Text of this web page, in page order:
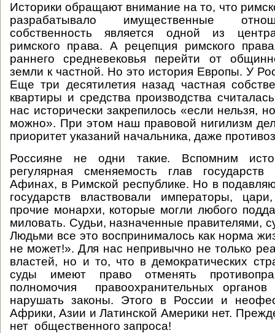
Историки обращают внимание на то, что
разрабатывало имущественные
собственность является одной из
римского права. А рецепция римского
раннего средневековья перейти от
земли к частной. Но это история Европы. У
Еще три десятилетия назад частная
квартиры и средства производства
нас исторически закрепилось «если нельзя,
можно». При этом наш правовой нигилизм
приоритет указаний начальника, даже
Россияне не одни такие. Вспомним
регулярная сменяемость глав
Афинах, в Римской республике. Но в
государств властвовали императоры,
прочие монархи, которые могли любого
миловать. Судьи, назначенные правителями,
Людьми все это воспринималось как норма
не может!». Для нас непривычно не только
властей, но и то, что в демократических
суды имеют право отменять
полномочия правоохранительных
нарушать законы. Этого в России и
Африки, Азии и Латинской Америки нет.
нет общественного запроса!